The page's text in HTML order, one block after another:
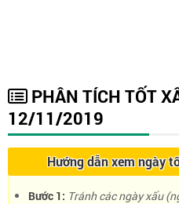
PHÂN TÍCH TỐT
12/11/2019
Hướng dẫn xem ngày
Bước 1: Tránh các ngày xấu